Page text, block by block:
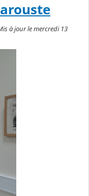
à jour le mercredi 13